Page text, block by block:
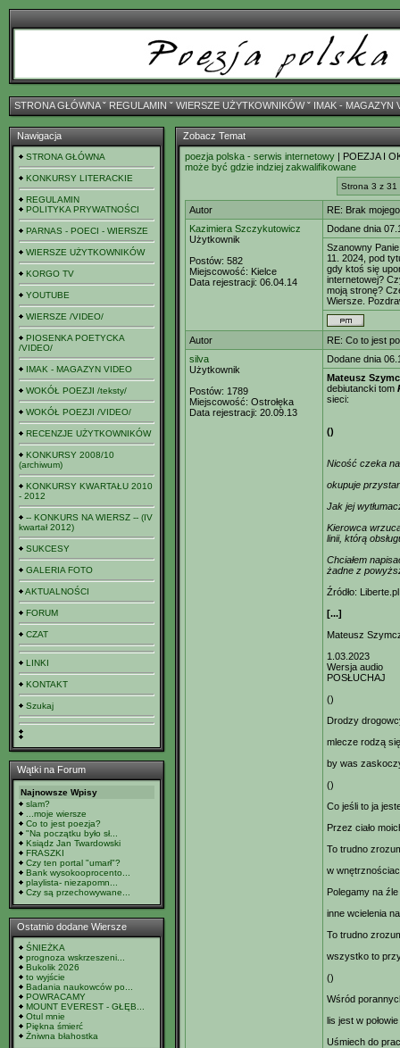
STRONA GŁÓWNAˇ REGULAMIN ˇ WIERSZE UŻYTKOWNIKÓWˇ IMAK - MAGAZYN
Nawigacja
STRONA GŁÓWNA
KONKURSY LITERACKIE
REGULAMIN
POLITYKA PRYWATNOŚCI
PARNAS - POECI - WIERSZE
WIERSZE UŻYTKOWNIKÓW
KORGO TV
YOUTUBE
WIERSZE /VIDEO/
PIOSENKA POETYCKA
/VIDEO/
IMAK - MAGAZYN VIDEO
WOKÓŁ POEZJI /teksty/
WOKÓŁ POEZJI /VIDEO/
RECENZJE UŻYTKOWNIKÓW
KONKURSY 2008/10
(archiwum)
KONKURSY KWARTAŁU 2010
- 2012
-- KONKURS NA WIERSZ -- (IV
kwartał 2012)
SUKCESY
GALERIA FOTO
AKTUALNOŚCI
FORUM
CZAT
LINKI
KONTAKT
Szukaj
Wątki na Forum
Najnowsze Wpisy
slam?
...moje wiersze
Co to jest poezja?
"Na początku było sł...
Ksiądz Jan Twardowski
FRASZKI
Czy ten portal "umarł"?
Bank wysokooprocento...
playlista- niezapomn...
Czy są przechowywane...
Ostatnio dodane Wiersze
ŚNIEŻKA
prognoza wskrzeszeni...
Bukolik 2026
to wyjście
Badania naukowców po...
POWRACAMY
MOUNT EVEREST - GŁĘB...
Otul mnie
Piękna śmierć
Żniwna błahostka
Zobacz Temat
poezja polska - serwis internetowy | POEZJA I
może być gdzie indziej zakwalifikowane
Strona 3 z 31
Autor
RE: Brak
Kazimiera Szczykutowicz
Użytkownik
Postów: 582
Miejscowość: Kielce
Data rejestracji: 06.04.14
Dodane dnia
Szanowny
11. 2024, pod
gdy ktoś się
internetowej?
moją stronę?
Wiersze.
Autor
RE: Co to jest
silva
Użytkownik
Postów: 1789
Miejscowość: Ostrołęka
Data rejestracji: 20.09.13
Dodane dnia
Mateusz
debiutancki tom
sieci:
()
Nicość czeka
okupuje
Jak jej
Kierowca
linii, którą
Chciałem
żadne z
Źródło: Liberte.pl
[...]
Mateusz
1.03.2023
Wersja audio
POSŁUCHAJ
()
Drodzy
mlecze rodzą
by was
()
Co jeśli to ja
Przez ciało
To trudno
w
Polegamy na
inne wcielenia
To trudno
wszystko to
()
Wśród
lis jest w
Uśmiech do